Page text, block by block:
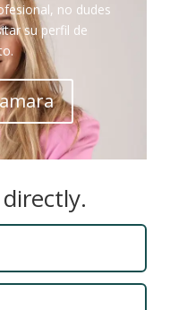
no dudes
su perfil de